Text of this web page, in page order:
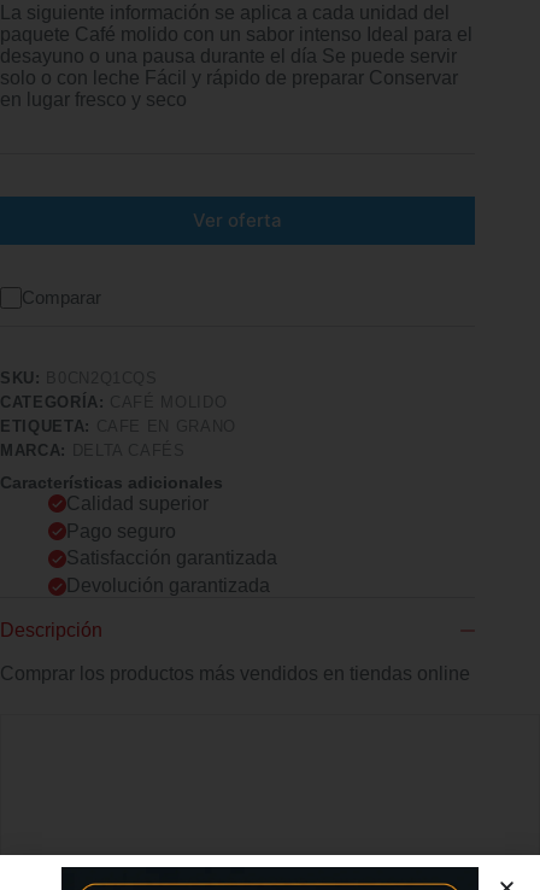
La siguiente información se aplica a cada unidad del
paquete Café molido con un sabor intenso Ideal para el
desayuno o una pausa durante el día Se puede servir
solo o con leche Fácil y rápido de preparar Conservar
en lugar fresco y seco
Ver oferta
Comparar
SKU:
CATEGORÍA:
ETIQUETA:
MARCA:
Características adicionales
Calidad superior
Pago seguro
Satisfacción garantizada
Devolución garantizada
Descripción
Comprar los productos más vendidos en tiendas online